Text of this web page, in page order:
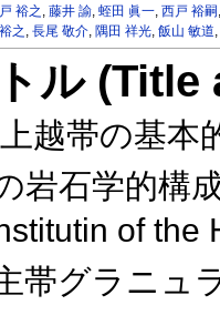
裕之 藤井 諭, 蛭田 眞一, 西戸 裕嗣
之 長尾 敬介, 隅田 祥光, 飯山 敏道
ル
越帯の基
岩石学的構
of
帯グラニ